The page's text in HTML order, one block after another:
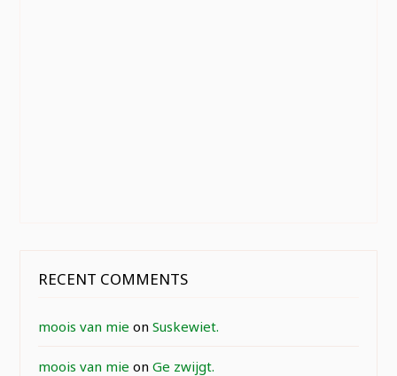
RECENT COMMENTS
moois van mie onSuskewiet.
moois van mie onGe zwijgt.